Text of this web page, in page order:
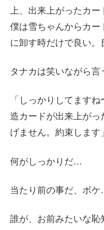
上、出来上がったカ
僕は雪ちゃんからカ
に卸す時だけで良い。
タナカは笑いながら言
「しっかりしてます
造カードが出来上が
げません。約束します」
何がしっかりだ…
当たり前の事だ、ボ
誰が、お前みたいな